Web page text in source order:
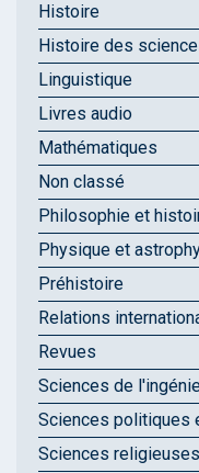
Histoire
Histoire des
Linguistique
Livres audio
Mathématiques
Non classé
Philosophie et
Physique et
Préhistoire
Relations
Revues
Sciences de
Sciences politiques
Sciences religieuses